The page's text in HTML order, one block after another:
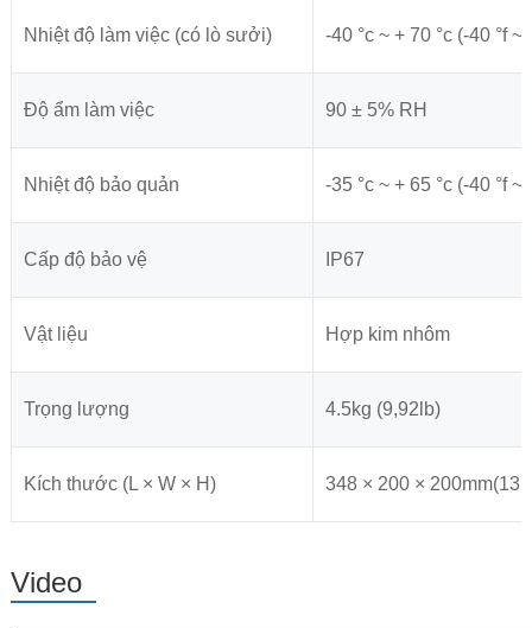
Nhiệt độ làm việc (có lò sưởi) -40 °c ~ + 70 °c (-40 °f ~
Độ ẩm làm việc 90 ± 5% RH
Nhiệt độ bảo quản -35 °c ~ + 65 °c (-40 °f ~
Cấp độ bảo vệ IP67
Vật liệu Hợp kim nhôm
Trọng lượng 4.5kg (9,92lb)
Kích thước (L × W × H) 348 × 200 ×
Video